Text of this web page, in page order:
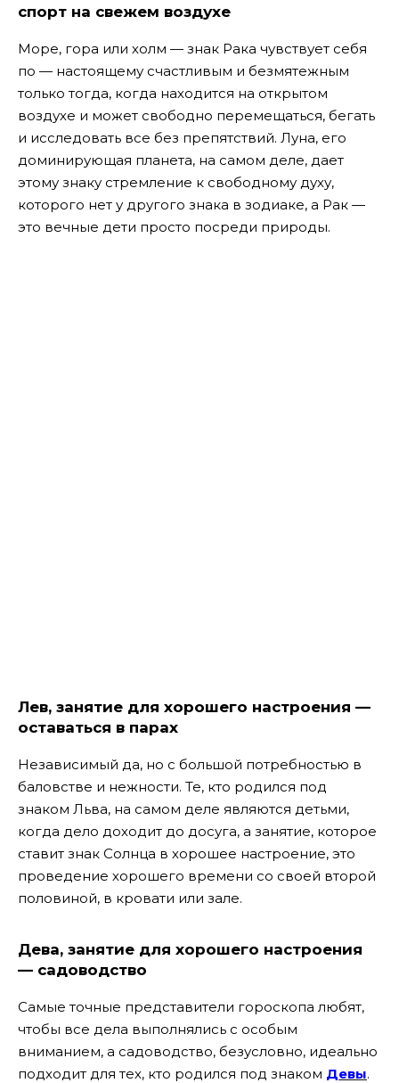
спорт на свежем воздухе
Море, гора или холм — знак Рака чувствует себя
по — настоящему счастливым и безмятежным
только тогда, когда находится на открытом
воздухе и может свободно перемещаться, бегать
и исследовать все без препятствий. Луна, его
доминирующая планета, на самом деле, дает
этому знаку стремление к свободному духу,
которого нет у другого знака в зодиаке, а Рак —
это вечные дети просто посреди природы.
Лев, занятие для хорошего настроения —
оставаться в парах
Независимый да, но с большой потребностью в
баловстве и нежности. Те, кто родился под
знаком Льва, на самом деле являются детьми,
когда дело доходит до досуга, а занятие, которое
ставит знак Солнца в хорошее настроение, это
проведение хорошего времени со своей второй
половиной, в кровати или зале.
Дева, занятие для хорошего настроения
— садоводство
Самые точные представители гороскопа любят,
чтобы все дела выполнялись с особым
вниманием, а садоводство, безусловно, идеально
подходит для тех, кто родился под знаком Девы.